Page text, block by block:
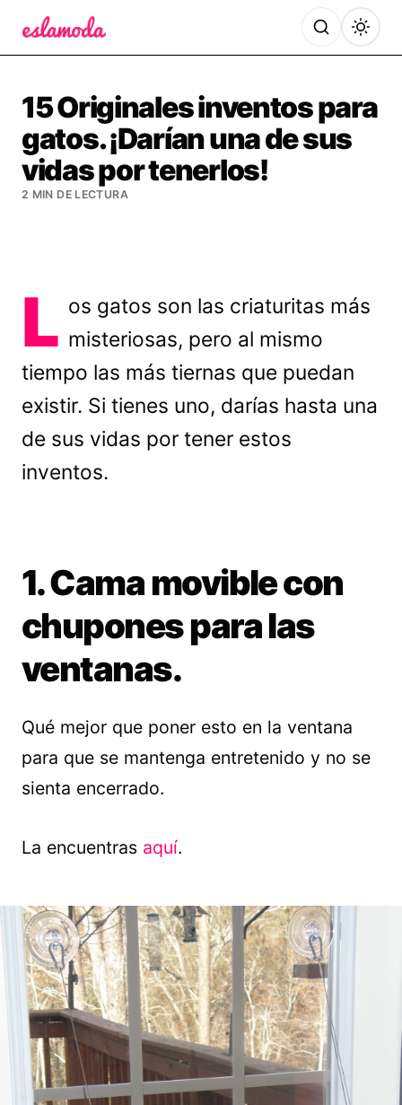
15 Originales inventos para
gatos. ¡Darían una de sus
vidas por tenerlos!
2 MIN DE LECTURA
L os gatos son las criaturitas más
misteriosas, pero al mismo
tiempo las más tiernas que puedan
existir. Si tienes uno, darías hasta una
de sus vidas por tener estos
inventos.
1. Cama movible con
chupones para las
ventanas.
Qué mejor que poner esto en la ventana
para que se mantenga entretenido y no se
sienta encerrado.
La encuentras aquí.